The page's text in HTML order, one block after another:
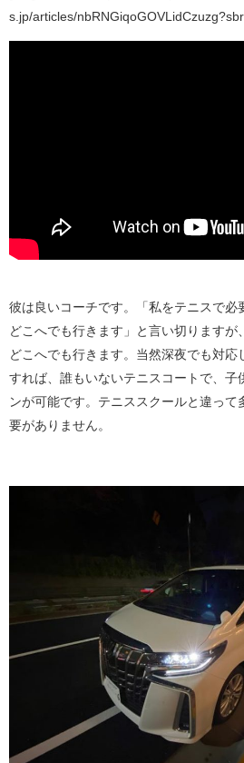
s.jp/articles/
彼は良いコーチです。「私をテニスで必
どこへでも行きます」と言い切りますが
どこへでも行きます。当然深夜でも対応
すれば、誰もいないテニスコートで、子
ンが可能です。テニススクールと違って
要がありません。